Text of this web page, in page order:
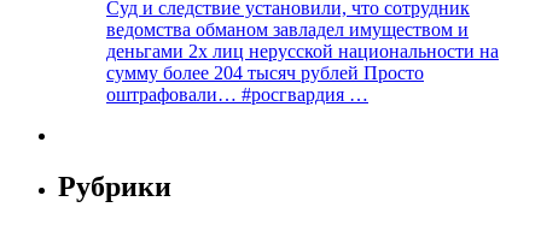
Суд и следствие установили, что сотрудник
ведомства обманом завладел имуществом и
деньгами 2х лиц нерусской национальности на
сумму более 204 тысяч рублей Просто
оштрафовали… #росгвардия …
Рубрики